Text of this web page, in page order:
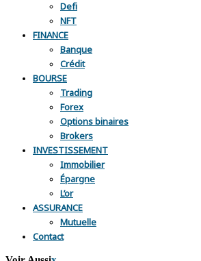
Defi
NFT
FINANCE
Banque
Crédit
BOURSE
Trading
Forex
Options binaires
Brokers
INVESTISSEMENT
Immobilier
Épargne
L’or
ASSURANCE
Mutuelle
Contact